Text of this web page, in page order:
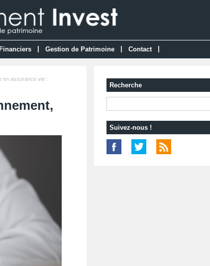
Gestion de Patrimoine Contact
en assurance vie :
Recherche
Suivez-nous !